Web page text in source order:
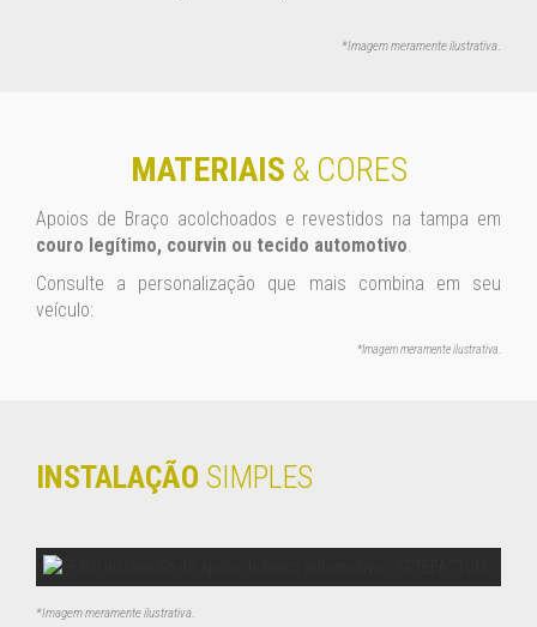
*Imagem meramente ilustrativa.
MATERIAIS & CORES
Apoios de Braço acolchoados e revestidos na tampa em
couro legítimo, courvin ou tecido automotivo
Consulte a personalização que mais combina em seu
veículo:
*Imagem meramente ilustrativa
INSTALAÇÃO SIMPLES
*Imagem meramente ilustrativa.